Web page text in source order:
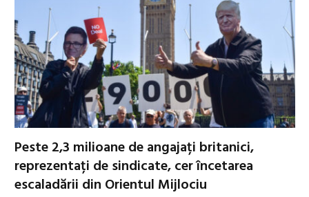
Peste 2,3 milioane de angajați britanici,
reprezentați de sindicate, cer încetarea
escaladării din Orientul Mijlociu